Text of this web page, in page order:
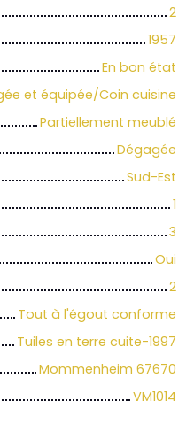
2
1957
En bon état
et équipée/Coin cuisine
Partiellement meublé
Dégagée
Sud-Est
1
3
Oui
2
Tout à l'égout conforme
Tuiles en terre cuite-1997
Mommenheim 67670
VM1014